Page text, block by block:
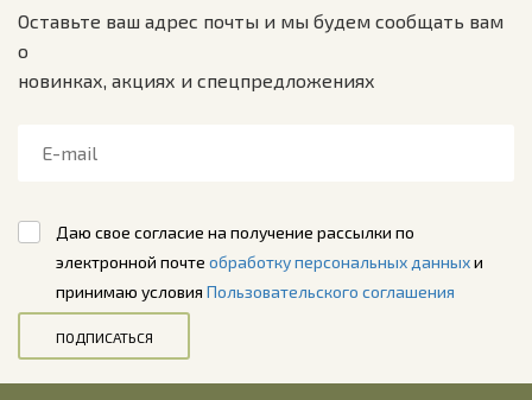
Оставьте ваш адрес почты и мы будем сообщать вам
о
новинках, акциях и спецпредложениях
Даю свое согласие на получение рассылки по
электронной почте обработку персональных данныхи
принимаю условия Пользовательского соглашения
ПОДПИСАТЬСЯ